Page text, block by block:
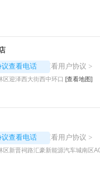
议查看电话
8726 查看用户协议 >
区迎泽西大街西中环口 [查看地图]
议查看电话
4916 查看用户协议 >
区新晋祠路汇豪新能源汽车城南区